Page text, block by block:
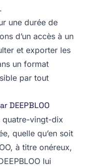
une durée de
d’un accès à un
et exporter les
un format
par tout
DEEPBLOO
quatre-vingt-dix
quelle qu’en soit
à titre onéreux,
lui